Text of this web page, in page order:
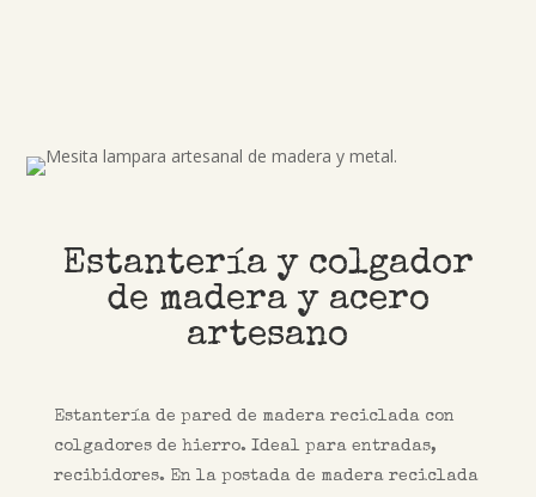
Estantería y colgador
de madera y acero
artesano
Estantería de pared de madera reciclada con
colgadores de hierro. Ideal para entradas,
recibidores. En la postada de madera reciclada